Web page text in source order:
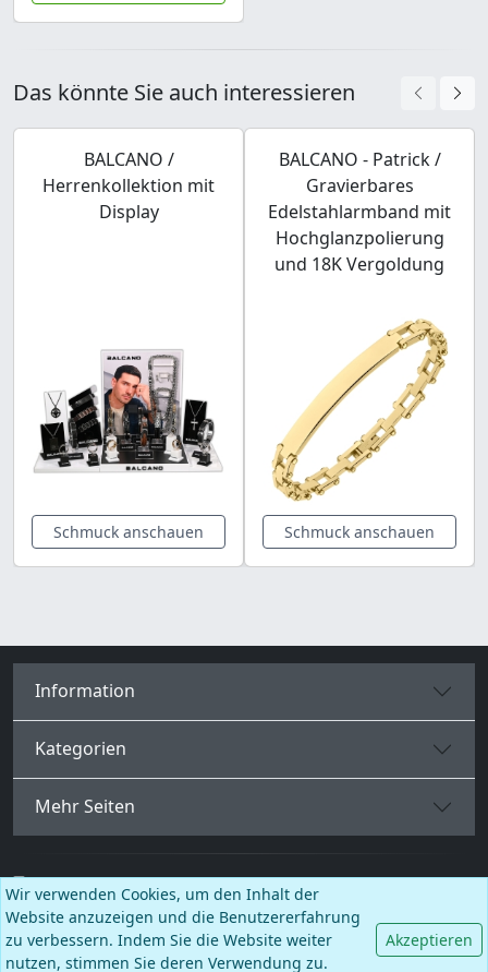
Das könnte Sie auch interessieren
BALCANO /
Herrenkollektion mit
Display
Schmuck anschauen
BALCANO - Patrick /
Gravierbares
Edelstahlarmband mit
Hochglanzpolierung
und 18K Vergoldung
Schmuck anschauen
Information
Kategorien
Mehr Seiten
Facebook Instagram TikTok
Deutsch
Wir verwenden Cookies, um den Inhalt der
Website anzuzeigen und die Benutzererfahrung
zu verbessern. Indem Sie die Website weiter
nutzen, stimmen Sie deren Verwendung zu.
Akzeptieren